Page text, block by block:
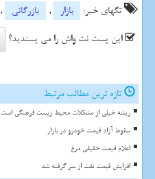
تگهای خبر:
بازار , بازرگانی ,
این پست نت واش را می پسندید؟
تازه ترین مطالب مرتبط
ریشه خیلی از مشکلات محیط زیست فرهنگی است
سقوط آزاد قیمت خودرو در بازار
اعلام قیمت حقیقی مرغ
افزایش قیمت نفت از سر گرفته شد